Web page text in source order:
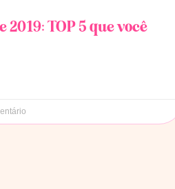
TOP 5 que você